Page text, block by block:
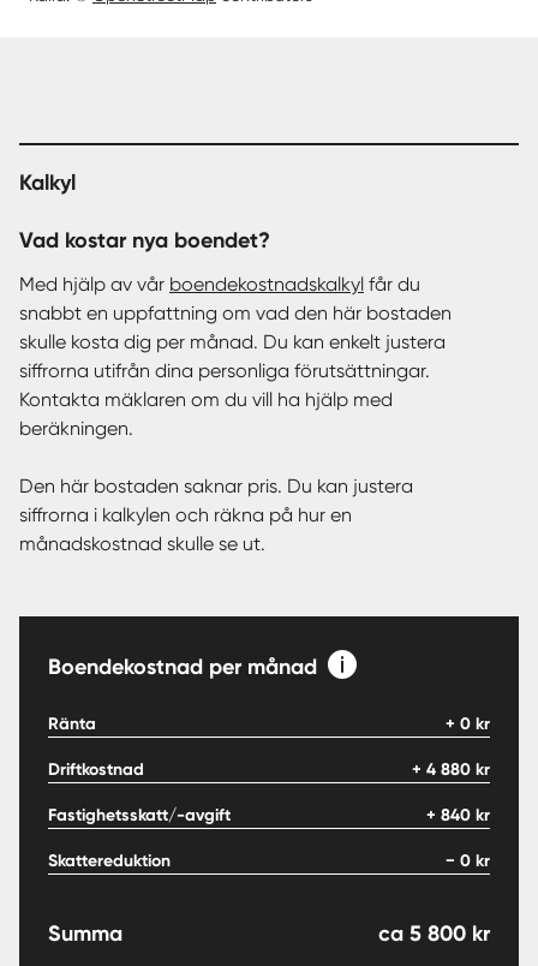
Kalkyl
Vad kostar nya boendet?
Med hjälp av vår boendekostnadskalkyl får du
snabbt en uppfattning om vad den här bostaden
skulle kosta dig per månad. Du kan enkelt justera
siffrorna utifrån dina personliga förutsättningar.
Kontakta mäklaren om du vill ha hjälp med
beräkningen.
Den här bostaden saknar pris. Du kan justera
siffrorna i kalkylen och räkna på hur en
månadskostnad skulle se ut.
Boendekostnad per månad
Ränta + 0 kr
Driftkostnad + 4 880 kr
Fastighetsskatt/-avgift + 840 kr
Skattereduktion − 0 kr
Summa ca 5 800 kr